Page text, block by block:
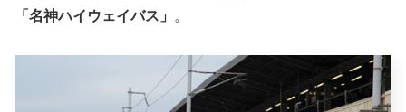
「名神ハイウェイバス」
。